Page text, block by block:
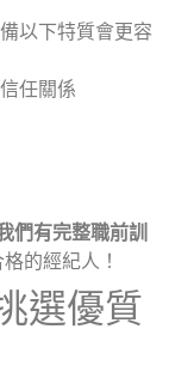
以下特質會更容
任關係
們有完整職前訓
的經紀人！
選優質